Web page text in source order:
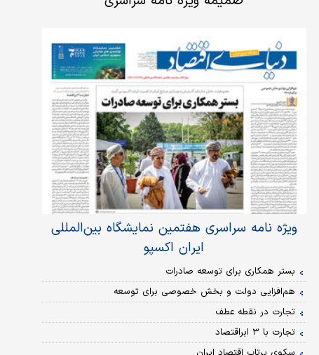
ویژه نامه سراسری هفتمین نمایشگاه بین‌المللی
ایران اکسپو
بستر همکاری‌ برای توسعه صادرات
هم‌افزایی دولت و بخش خصوصی برای توسعه
تجارت در نقطه عطف
تجارت با ۳ ابراقتصاد